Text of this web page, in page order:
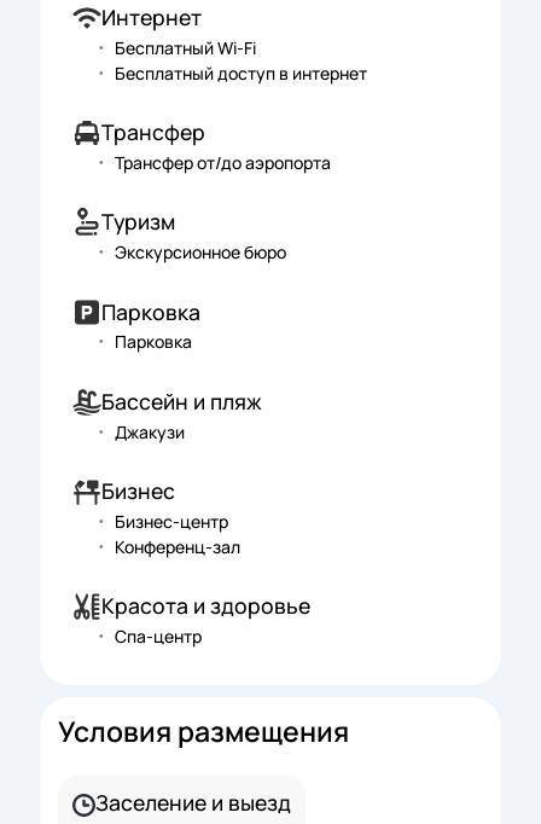
Интернет
Бесплатный Wi-Fi
Бесплатный доступ в интернет
Трансфер
Трансфер от/до аэропорта
Туризм
Экскурсионное бюро
Парковка
Парковка
Бассейн и пляж
Джакузи
Бизнес
Бизнес-центр
Конференц-зал
Красота и здоровье
Спа-центр
Условия размещения
Заселение и выезд